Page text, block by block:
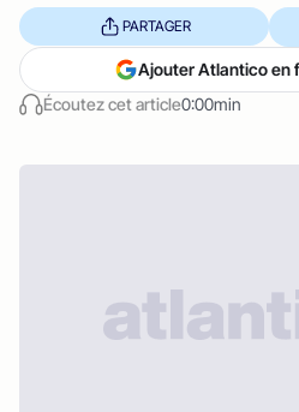
Écoutez cet article0:00min
PARTAGER
Ajouter Atlantico en